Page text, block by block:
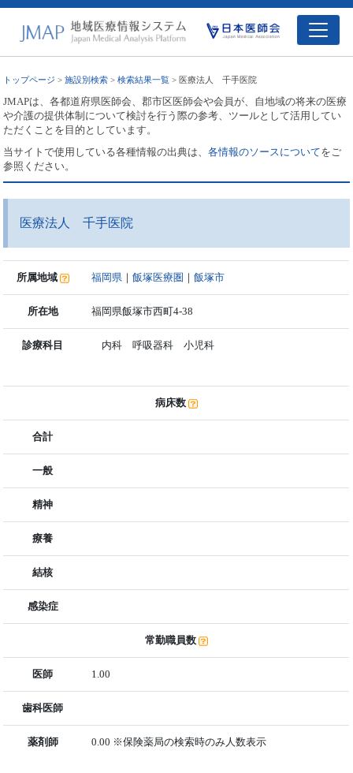
トップページ >施設別検索 >検索結果一覧 > 医療法人 千手医院
JMAPは、各都道府県医師会、郡市区医師会や会員が、自地域の将来の医療
や介護の提供体制について検討を行う際の参考、ツールとして活用してい
ただくことを目的としています。
当サイトで使用している各種情報の出典は、各情報のソースについてをご
参照ください。
医療法人 千手医院
所属地域 福岡県 ｜飯塚医療圏 ｜飯塚市
所在地 福岡県飯塚市西町4-38
診療科目 内科 呼吸器科 小児科
病床数
合計
一般
精神
療養
結核
感染症
常勤職員数
医師 1.00
歯科医師
薬剤師 0.00 ※保険薬局の検索時のみ人数表示